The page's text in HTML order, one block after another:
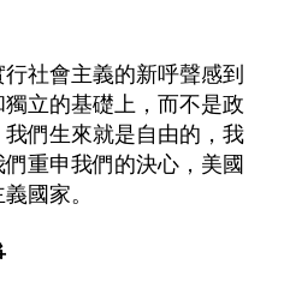
社會主義的新呼聲感到
立的基礎上，而不是政
們生來就是自由的，我
重申我們的決心，美國
國家。